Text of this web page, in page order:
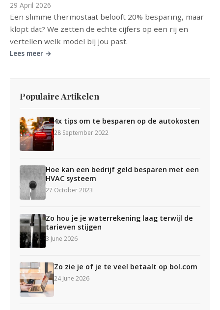
29 April 2026
Een slimme thermostaat belooft 20% besparing, maar
klopt dat? We zetten de echte cijfers op een rij en
vertellen welk model bij jou past.
Lees meer →
Populaire Artikelen
4x tips om te besparen op de autokosten
28 September 2022
Hoe kan een bedrijf geld besparen met een
HVAC systeem
27 October 2023
Zo hou je je waterrekening laag terwijl de
tarieven stijgen
3 June 2026
Zo zie je of je te veel betaalt op bol.com
24 June 2026